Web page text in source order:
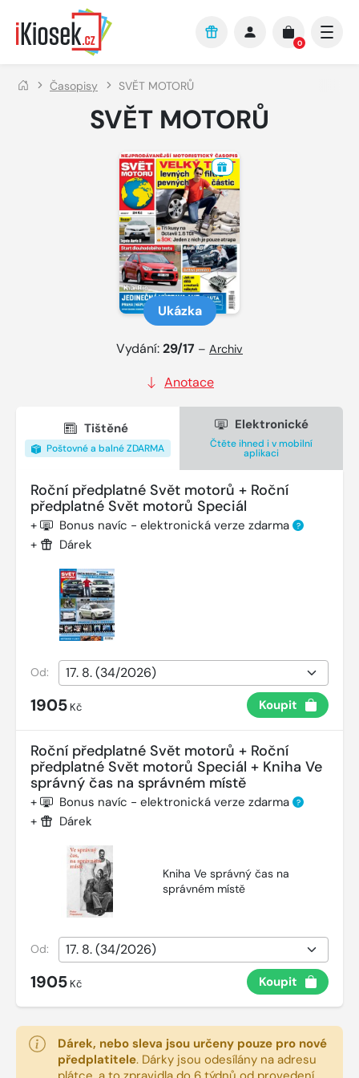
Přejít na hlavní obsah
0
Časopisy SVĚT MOTORŮ
SVĚT MOTORŮ
Ukázka
Vydání:29/17 – Archiv
Anotace
Tištěné
Poštovné a balné ZDARMA
Elektronické
Čtěte ihned i v mobilní
aplikaci
Roční předplatné Svět motorů + Roční
předplatné Svět motorů Speciál
+ Bonus navíc - elektronická verze zdarma ?
+ Dárek
Od:
1905 Kč Koupit
Roční předplatné Svět motorů + Roční
předplatné Svět motorů Speciál + Kniha Ve
správný čas na správném místě
+ Bonus navíc - elektronická verze zdarma ?
+ Dárek
Kniha Ve správný čas na
správném místě
Od:
1905 Kč Koupit
Dárek, nebo sleva jsou určeny pouze pro nové
předplatitele. Dárky jsou odesílány na adresu